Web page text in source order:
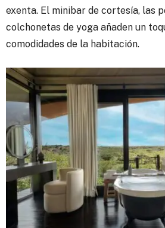
exenta. El minibar de cortesía, las
colchonetas de yoga añaden un
comodidades de la habitación.